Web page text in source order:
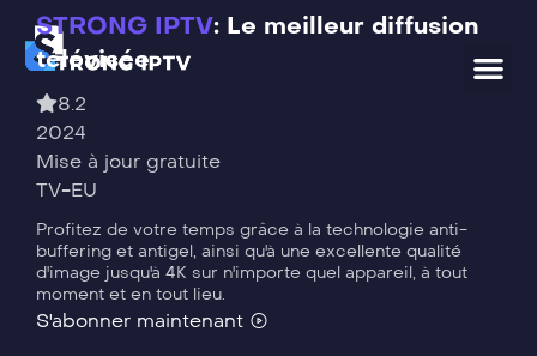
STRONG IPTV: Le meilleur diffusion
télévisée
8.2
2024
Mise à jour gratuite
TV-EU
Profitez de votre temps grâce à la technologie anti-
buffering et antigel, ainsi qu'à une excellente qualité
d'image jusqu'à 4K sur n'importe quel appareil, à tout
moment et en tout lieu.
S'abonner maintenant